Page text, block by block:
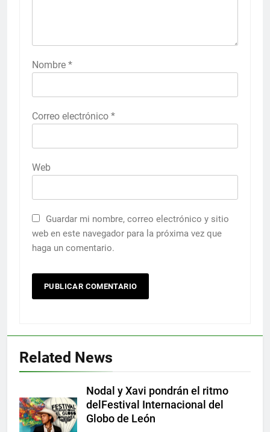
Nombre *
Correo electrónico *
Web
Guardar mi nombre, correo electrónico y sitio
web en este navegador para la próxima vez que
haga un comentario.
Related News
Nodal y Xavi pondrán el ritmo
delFestival Internacional del
Globo de León